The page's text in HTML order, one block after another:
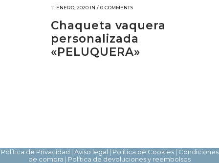
11 ENERO, 2020 IN / 0 COMMENTS
Chaqueta vaquera
personalizada
«PELUQUERA»
Política de Privacidad | Aviso legal | Política de Cookies| Condiciones
de compra | Política de devoluciones y reembolsos